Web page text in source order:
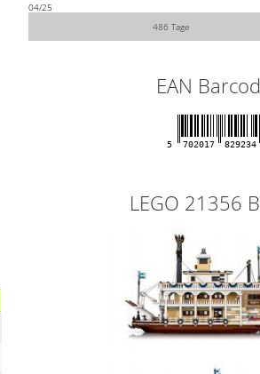
04/25
486 Tage
EAN
5 702017 829234
LEGO 21356